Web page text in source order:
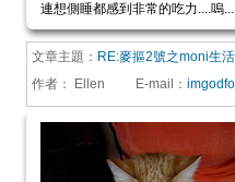
連想側睡都感到非常的吃力....嗚...
文章主題： RE:麥摳2號之moni生
作者：
Ellen E-mail ：